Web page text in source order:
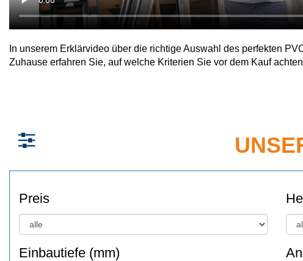
In unserem Erklärvideo über die richtige Auswahl des perfekten
Zuhause erfahren Sie, auf welche Kriterien Sie vor dem Kauf
Preis
Einbautiefe (mm)